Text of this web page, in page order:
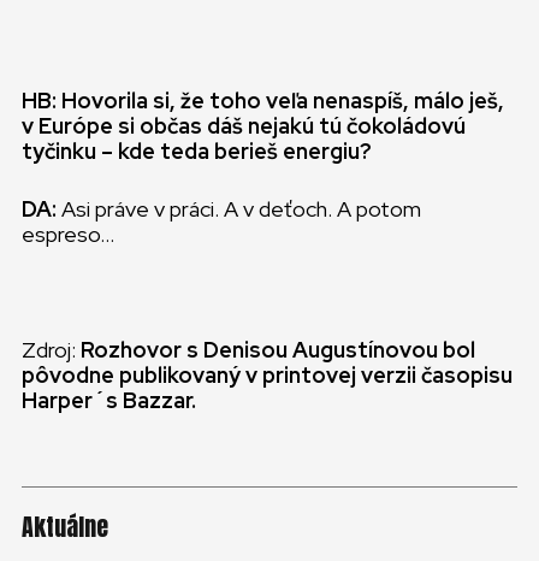
HB: Hovorila si, že toho veľa nenaspíš, málo ješ,
v Európe si občas dáš nejakú tú čokoládovú
tyčinku – kde teda berieš energiu?
DA: Asi práve v práci. A v deťoch. A potom
espreso…
Zdroj: Rozhovor s Denisou Augustínovou bol
pôvodne publikovaný v printovej verzii časopisu
Harper´s Bazzar.
Aktuálne